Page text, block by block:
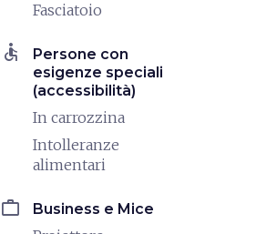
Fasciatoio
accessible
Persone con
esigenze speciali
(accessibilità)
In carrozzina
Intolleranze
alimentari
work Business e Mice